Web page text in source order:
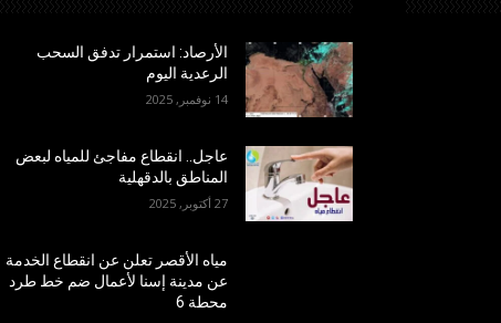
الأرصاد: استمرار تدفق السحب
الرعدية اليوم
14 نوفمبر, 2025
عاجل.. انقطاع مفاجئ للمياه لبعض
المناطق بالدقهلية
27 أكتوبر, 2025
مياه الأقصر تعلن عن انقطاع الخدمة
عن مدينة إسنا لأعمال ضم خط طرد
محطة 6